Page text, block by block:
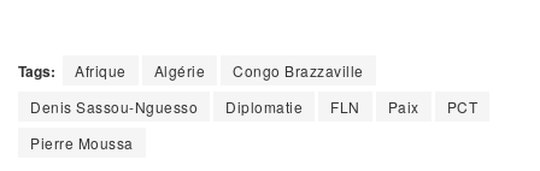
Tags: Afrique Algérie
Congo Brazzaville
Denis Sassou-Nguesso
Diplomatie FLN Paix
PCT
Pierre Moussa